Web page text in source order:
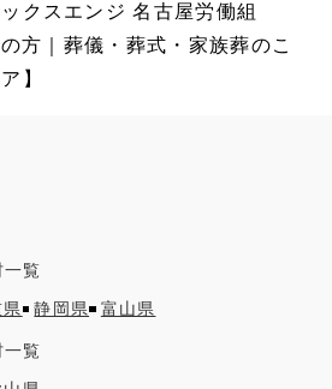
クスエンジ 名古屋労働組
方｜葬儀・葬式・家族葬のこ
】
一覧
静岡県 富山県
一覧